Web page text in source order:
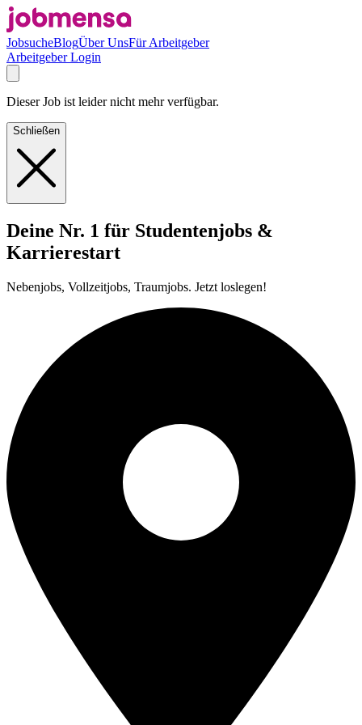
JobsucheBlogÜber UnsFür Arbeitgeber
Arbeitgeber Login
Dieser Job ist leider nicht mehr verfügbar.
Schließen
Deine Nr. 1 für Studentenjobs &
Karrierestart
Nebenjobs, Vollzeitjobs, Traumjobs. Jetzt loslegen!